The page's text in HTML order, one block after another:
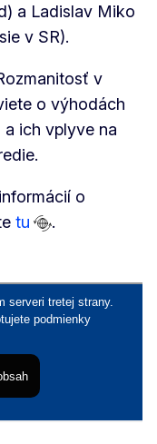
a Ladislav Miko
v SR).
v
o výhodách
ich vplyve na
o
tu .